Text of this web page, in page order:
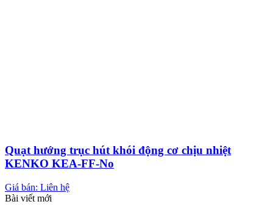
Quạt hướng trục hút khói động cơ chịu nhiệt
KENKO KEA-FF-No
Giá bán: Liên hệ
Bài viết mới